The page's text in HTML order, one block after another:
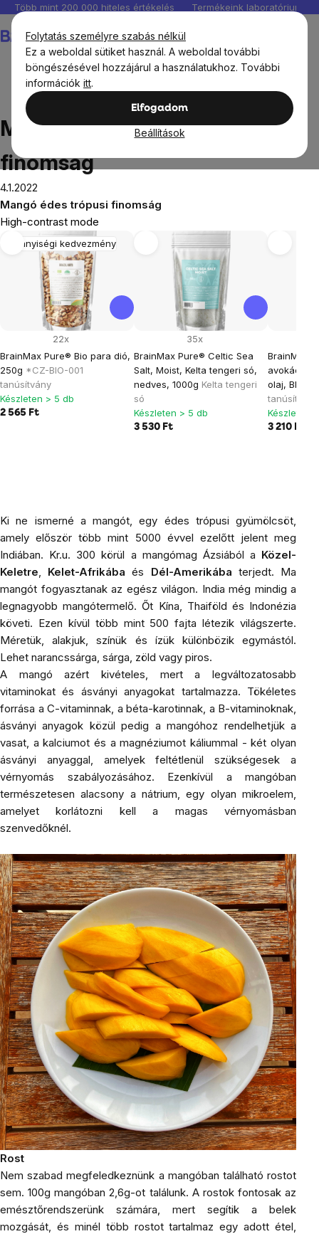
Folytatás személyre szabás nélkül
Ez a weboldal sütiket használ. A weboldal további
böngészésével hozzájárul a használatukhoz. További
információk itt.
Elfogadom
Beállítások
Ugrás
fő
tartalomhoz
Több mint 200 000 hiteles értékelés Termékeink
Mangó édes trópusi finomság
Mangó édes trópusi
finomság
4.1.2022
Mangó édes trópusi finomság
High-contrast mode
Mennyiségi kedvezmény
BrainMax Pure® Bio para dió,
250g *CZ-BIO-001
tanúsítvány
22x
Készleten > 5 db
2 565 Ft
BrainMax Pure® Celtic Sea
Salt, Moist, Kelta tengeri só,
nedves, 1000g Kelta tengeri
só
35x
Készleten > 5 db
3 530 Ft
BrainMax
avokádó
olaj, BIO,
tanúsítvány
Készleten
3 210 Ft
Ki ne ismerné a mangót, egy édes trópusi gyümölcsöt,
amely először több mint 5000 évvel ezelőtt jelent meg
Indiában. Kr.u. 300 körül a mangómag Ázsiából a Közel-
Keletre, Kelet-Afrikába és Dél-Amerikába terjedt. Ma
mangót fogyasztanak az egész világon. India még mindig a
legnagyobb mangótermelő. Őt Kína, Thaiföld és Indonézia
követi. Ezen kívül több mint 500 fajta létezik világszerte.
Méretük, alakjuk, színük és ízük különbözik egymástól.
Lehet narancssárga, sárga, zöld vagy piros.
A mangó azért kivételes, mert a legváltozatosabb
vitaminokat és ásványi anyagokat tartalmazza. Tökéletes
forrása a C-vitaminnak, a béta-karotinnak, a B-vitaminoknak,
ásványi anyagok közül pedig a mangóhoz rendelhetjük a
vasat, a kalciumot és a magnéziumot káliummal - két olyan
ásványi anyaggal, amelyek feltétlenül szükségesek a
vérnyomás szabályozásához. Ezenkívül a mangóban
természetesen alacsony a nátrium, egy olyan mikroelem,
amelyet korlátozni kell a magas vérnyomásban
szenvedőknél.
Rost
Nem szabad megfeledkeznünk a mangóban található rostot
sem. 100g mangóban 2,6g-ot találunk. A rostok fontosak az
emésztőrendszerünk számára, mert segítik a belek
mozgását, és minél több rostot tartalmaz egy adott étel,